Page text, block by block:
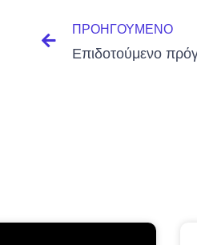
ΠΡΟΗΓΟΎΜΕΝΟ
Επιδοτούμενο